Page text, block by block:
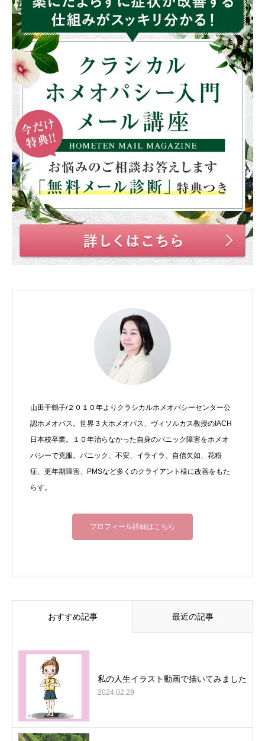
山田千鶴子/２０１０年よりクラシカルホメオパシーセンター公
認ホメオパス。世界３大ホメオパス、ヴィソルカス教授のIACH
日本校卒業。１０年治らなかった自身のパニック障害をホメオ
パシーで克服。パニック、不安、イライラ、自信欠如、花粉
症、更年期障害、PMSなど多くのクライアント様に改善をもた
らす。
プロフィール詳細はこちら
おすすめ記事 最近の記事
私の人生イラスト動画で描いてみました
2024.02.29